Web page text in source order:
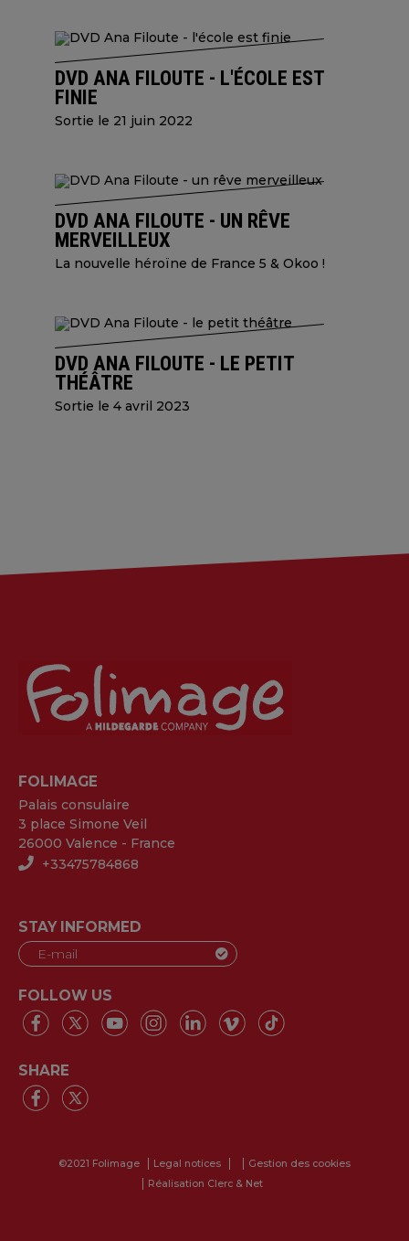
DVD ANA FILOUTE - L'ÉCOLE EST
FINIE
Sortie le 21 juin 2022
DVD ANA FILOUTE - UN RÊVE
MERVEILLEUX
La nouvelle héroïne de France 5 & Okoo !
DVD ANA FILOUTE - LE PETIT
THÉÂTRE
Sortie le 4 avril 2023
FOLIMAGE
Palais consulaire
3 place Simone Veil
26000 Valence - France
+33475784868
STAY INFORMED
FOLLOW US
SHARE
©2021 Folimage Legal notices
Gestion des cookies
Réalisation Clerc & Net